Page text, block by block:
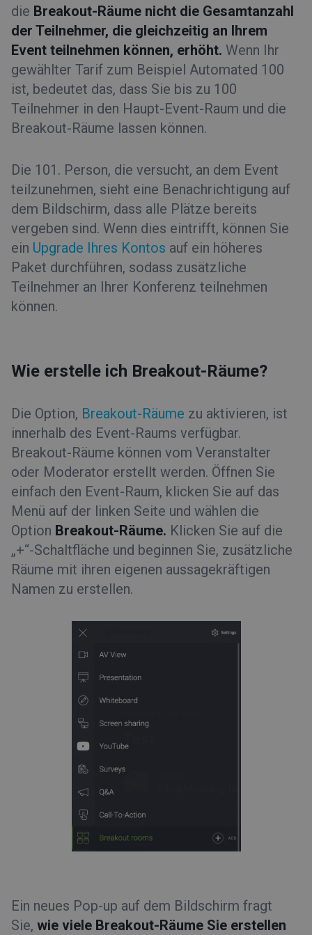
die Breakout-Räume nicht die Gesamtanzahl
der Teilnehmer, die gleichzeitig an Ihrem
Event teilnehmen können, erhöht. Wenn Ihr
gewählter Tarif zum Beispiel Automated 100
ist, bedeutet das, dass Sie bis zu 100
Teilnehmer in den Haupt-Event-Raum und die
Breakout-Räume lassen können.
Die 101. Person, die versucht, an dem Event
teilzunehmen, sieht eine Benachrichtigung auf
dem Bildschirm, dass alle Plätze bereits
vergeben sind. Wenn dies eintrifft, können Sie
ein Upgrade Ihres Kontos auf ein höheres
Paket durchführen, sodass zusätzliche
Teilnehmer an Ihrer Konferenz teilnehmen
können.
Wie erstelle ich Breakout-Räume?
Die Option, Breakout-Räume zu aktivieren, ist
innerhalb des Event-Raums verfügbar.
Breakout-Räume können vom Veranstalter
oder Moderator erstellt werden. Öffnen Sie
einfach den Event-Raum, klicken Sie auf das
Menü auf der linken Seite und wählen die
Option Breakout-Räume. Klicken Sie auf die
„+“-Schaltfläche und beginnen Sie, zusätzliche
Räume mit ihren eigenen aussagekräftigen
Namen zu erstellen.
Ein neues Pop-up auf dem Bildschirm fragt
Sie, wie viele Breakout-Räume Sie erstellen